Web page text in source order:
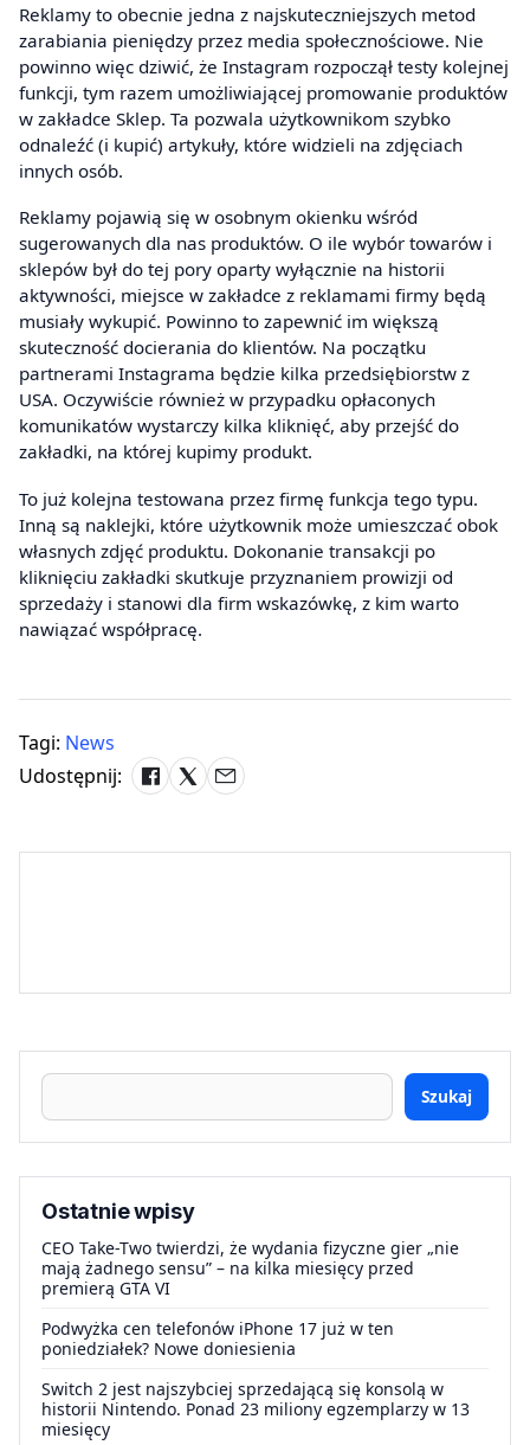
Reklamy to obecnie jedna z najskuteczniejszych metod
zarabiania pieniędzy przez media społecznościowe. Nie
powinno więc dziwić, że Instagram rozpoczął testy kolejnej
funkcji, tym razem umożliwiającej promowanie produktów
w zakładce Sklep. Ta pozwala użytkownikom szybko
odnaleźć (i kupić) artykuły, które widzieli na zdjęciach
innych osób.
Reklamy pojawią się w osobnym okienku wśród
sugerowanych dla nas produktów. O ile wybór towarów i
sklepów był do tej pory oparty wyłącznie na historii
aktywności, miejsce w zakładce z reklamami firmy będą
musiały wykupić. Powinno to zapewnić im większą
skuteczność docierania do klientów. Na początku
partnerami Instagrama będzie kilka przedsiębiorstw z
USA. Oczywiście również w przypadku opłaconych
komunikatów wystarczy kilka kliknięć, aby przejść do
zakładki, na której kupimy produkt.
To już kolejna testowana przez firmę funkcja tego typu.
Inną są naklejki, które użytkownik może umieszczać obok
własnych zdjęć produktu. Dokonanie transakcji po
kliknięciu zakładki skutkuje przyznaniem prowizji od
sprzedaży i stanowi dla firm wskazówkę, z kim warto
nawiązać współpracę.
Tagi: News
Udostępnij:
Szukaj
Ostatnie wpisy
CEO Take-Two twierdzi, że wydania fizyczne gier „nie
mają żadnego sensu” – na kilka miesięcy przed
premierą GTA VI
Podwyżka cen telefonów iPhone 17 już w ten
poniedziałek? Nowe doniesienia
Switch 2 jest najszybciej sprzedającą się konsolą w
historii Nintendo. Ponad 23 miliony egzemplarzy w 13
miesięcy